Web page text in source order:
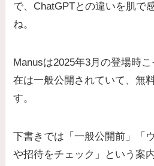
で、ChatGPTとの違いを肌で
ね。
Manusは2025年3月の登場時
在は一般公開されていて、無
す。
下書きでは「一般公開前」「
や招待をチェック」という案